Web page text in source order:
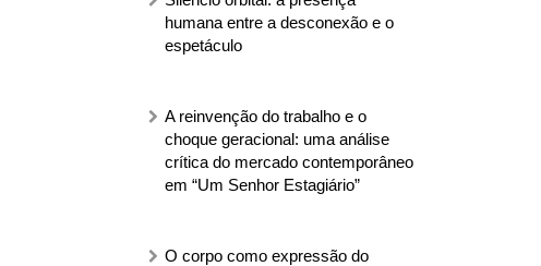
humana entre a desconexão e o
espetáculo
A reinvenção do trabalho e o
choque geracional: uma análise
crítica do mercado contemporâneo
em “Um Senhor Estagiário”
O corpo como expressão do